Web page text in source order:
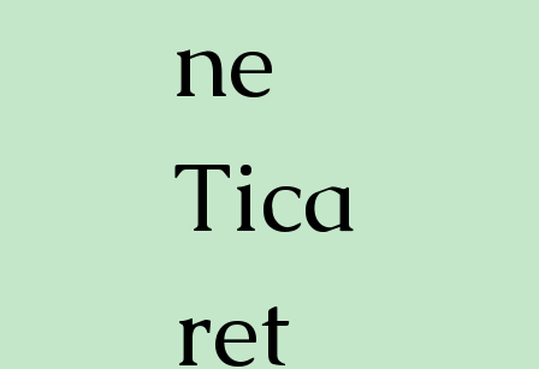
ne
Tica
ret